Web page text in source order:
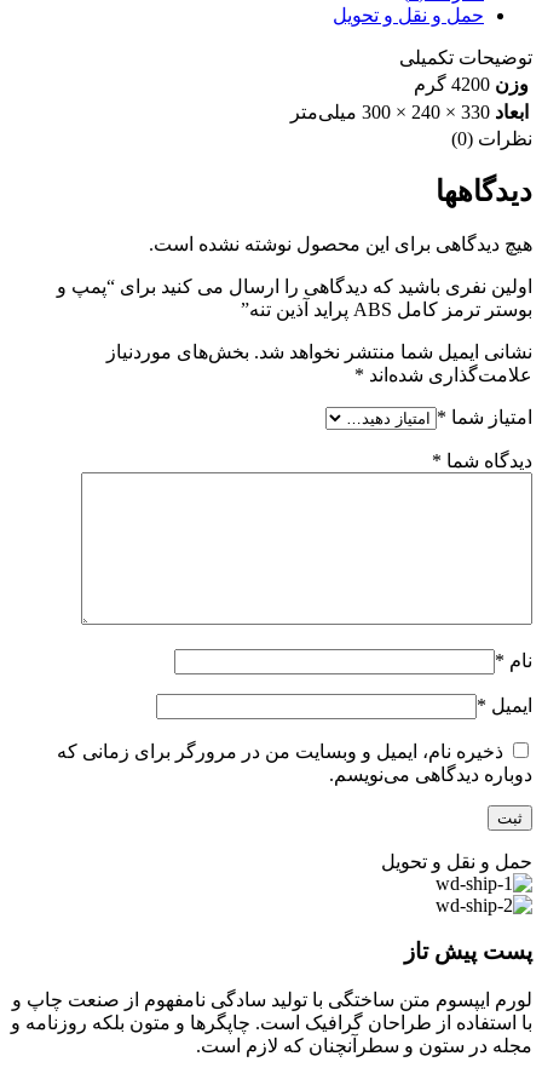
حمل و نقل و تحویل
توضیحات تکمیلی
وزن 4200 گرم
ابعاد 330 × 240 × 300 میلی‌متر
نظرات (0)
دیدگاهها
هیچ دیدگاهی برای این محصول نوشته نشده است.
اولین نفری باشید که دیدگاهی را ارسال می کنید برای “پمپ و
بوستر ترمز کامل ABS پراید آذین تنه”
نشانی ایمیل شما منتشر نخواهد شد. بخش‌های موردنیاز
علامت‌گذاری شده‌اند *
امتیاز شما *
دیدگاه شما *
نام *
ایمیل *
ذخیره نام، ایمیل و وبسایت من در مرورگر برای زمانی که
دوباره دیدگاهی می‌نویسم.
حمل و نقل و تحویل
پست پیش تاز
لورم ایپسوم متن ساختگی با تولید سادگی نامفهوم از صنعت چاپ و
با استفاده از طراحان گرافیک است. چاپگرها و متون بلکه روزنامه و
مجله در ستون و سطرآنچنان که لازم است.